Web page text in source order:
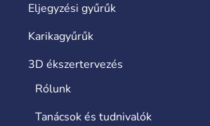
Eljegyzési gyűrűk
Karikagyűrűk
3D ékszertervezés
Rólunk
Tanácsok és tudnivalók